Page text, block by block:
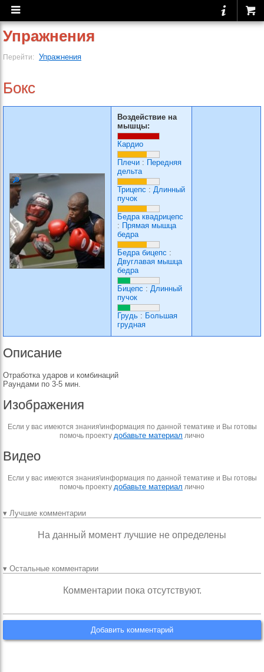
Упражнения
Перейти: Упражнения
Бокс
Воздействие на
мышцы:
Кардио
Плечи : Передняя
дельта
Трицепс : Длинный
пучок
Бедра квадрицепс
: Прямая мышца
бедра
Бедра бицепс :
Двуглавая мышца
бедра
Бицепс : Длинный
пучок
Грудь : Большая
грудная
Описание
Отработка ударов и комбинаций
Раундами по 3-5 мин.
Изображения
Если у вас имеются знания\информация по данной тематике и Вы готовы
помочь проекту добавьте материал лично
Видео
Если у вас имеются знания\информация по данной тематике и Вы готовы
помочь проекту добавьте материал лично
▾ Лучшие комментарии
На данный момент лучшие не определены
▾ Остальные комментарии
Комментарии пока отсутствуют.
Добавить комментарий